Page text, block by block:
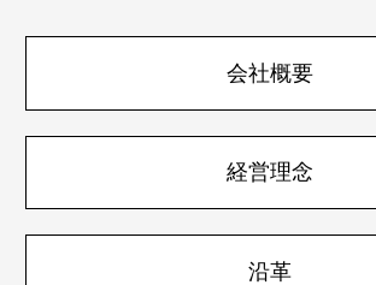
会社概要
経営理念
沿革